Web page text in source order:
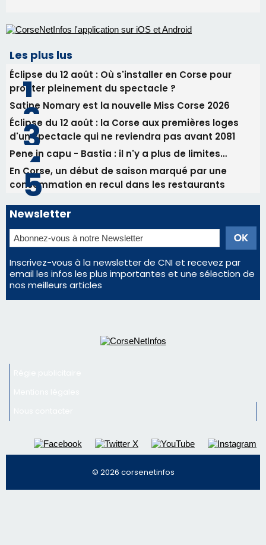
Les plus lus
Éclipse du 12 août : Où s'installer en Corse pour
profiter pleinement du spectacle ?
Satine Nomary est la nouvelle Miss Corse 2026
Éclipse du 12 août : la Corse aux premières loges
d'un spectacle qui ne reviendra pas avant 2081
Pene in capu - Bastia : il n'y a plus de limites…
En Corse, un début de saison marqué par une
consommation en recul dans les restaurants
Newsletter
Inscrivez-vous à la newsletter de CNI et recevez par
email les infos les plus importantes et une sélection de
nos meilleurs articles
© 2026 corsenetinfos